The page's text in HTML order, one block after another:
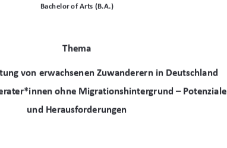
ĂĐŚĞůŽƌŽĨƌƚƐ;͘͘Ϳ
dŚĞŵĂ
ŶĞŶƵǁĂŶĚĞƌĞƌŶŝŶĞƵƚƐĐŚůĂŶĚ
ŝĂůĞ
ƵŶĚ,ĞƌĂƵƐĨŽƌĚĞƌƵŶŐĞŶ